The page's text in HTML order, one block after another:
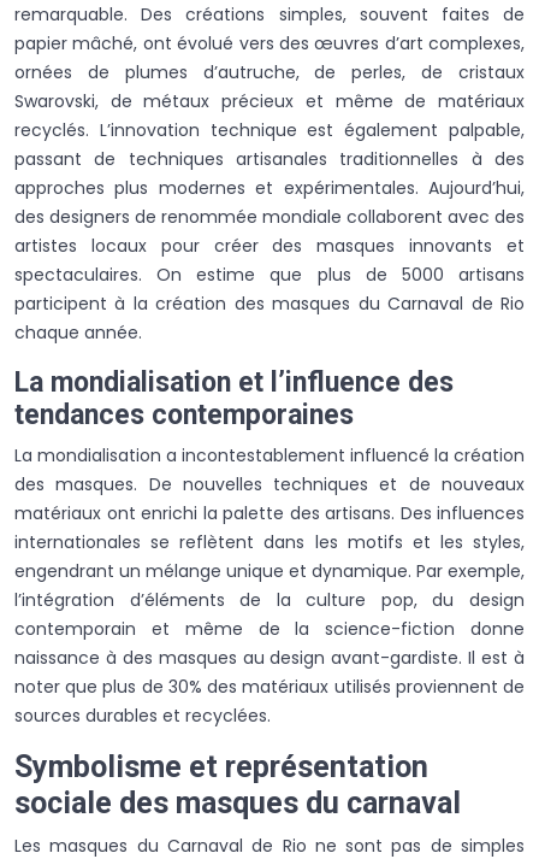
remarquable. Des créations simples, souvent faites de
papier mâché, ont évolué vers des œuvres d’art complexes,
ornées de plumes d’autruche, de perles, de cristaux
Swarovski, de métaux précieux et même de matériaux
recyclés. L’innovation technique est également palpable,
passant de techniques artisanales traditionnelles à des
approches plus modernes et expérimentales. Aujourd’hui,
des designers de renommée mondiale collaborent avec des
artistes locaux pour créer des masques innovants et
spectaculaires. On estime que plus de 5000 artisans
participent à la création des masques du Carnaval de Rio
chaque année.
La mondialisation et l’influence des
tendances contemporaines
La mondialisation a incontestablement influencé la création
des masques. De nouvelles techniques et de nouveaux
matériaux ont enrichi la palette des artisans. Des influences
internationales se reflètent dans les motifs et les styles,
engendrant un mélange unique et dynamique. Par exemple,
l’intégration d’éléments de la culture pop, du design
contemporain et même de la science-fiction donne
naissance à des masques au design avant-gardiste. Il est à
noter que plus de 30% des matériaux utilisés proviennent de
sources durables et recyclées.
Symbolisme et représentation
sociale des masques du carnaval
Les masques du Carnaval de Rio ne sont pas de simples